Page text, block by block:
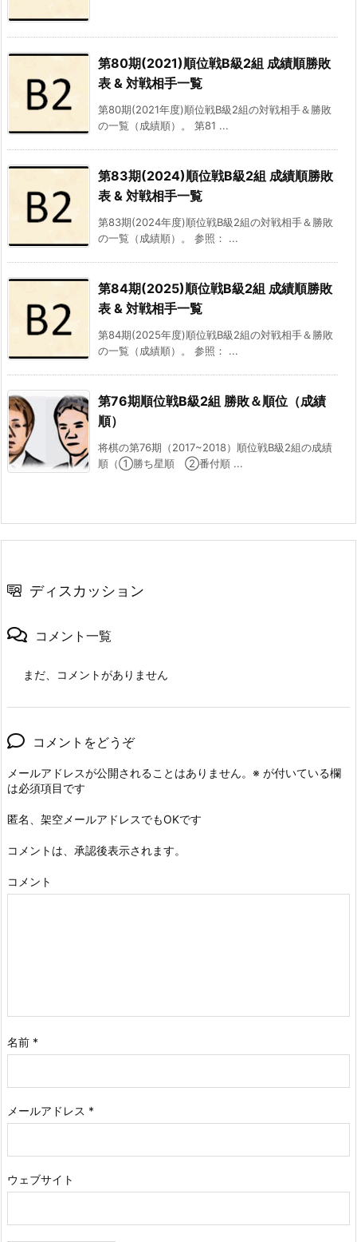
第80期(2021)順位戦B級2組 成績順勝敗
表 & 対戦相手一覧
第80期(2021年度)順位戦B級2組の対戦相手＆勝敗
の一覧（成績順）。 第81 ...
第83期(2024)順位戦B級2組 成績順勝敗
表 & 対戦相手一覧
第83期(2024年度)順位戦B級2組の対戦相手＆勝敗
の一覧（成績順）。 参照： ...
第84期(2025)順位戦B級2組 成績順勝敗
表 & 対戦相手一覧
第84期(2025年度)順位戦B級2組の対戦相手＆勝敗
の一覧（成績順）。 参照： ...
第76期順位戦B級2組 勝敗＆順位（成績
順）
将棋の第76期（2017~2018）順位戦B級2組の成績
順（①勝ち星順 ②番付順 ...
ディスカッション
コメント一覧
まだ、コメントがありません
コメントをどうぞ
メールアドレスが公開されることはありません。 ※ が付いている欄
は必須項目です
匿名、架空メールアドレスでもOKです
コメントは、承認後表示されます。
コメント
名前 *
メールアドレス *
ウェブサイト